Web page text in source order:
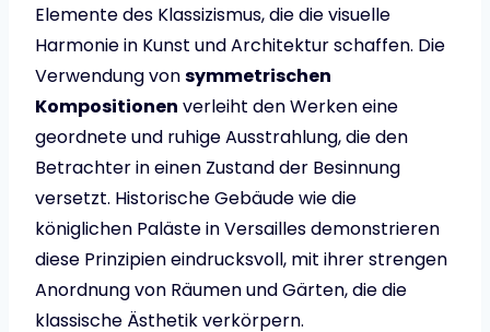
Elemente des Klassizismus, die die visuelle
Harmonie in Kunst und Architektur schaffen. Die
Verwendung vonsymmetrischen
Kompositionen verleiht den Werken eine
geordnete und ruhige Ausstrahlung, die den
Betrachter in einen Zustand der Besinnung
versetzt. Historische Gebäude wie die
königlichen Paläste in Versailles demonstrieren
diese Prinzipien eindrucksvoll, mit ihrer strengen
Anordnung von Räumen und Gärten, die die
klassische Ästhetik verkörpern.